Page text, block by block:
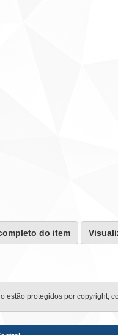
do item
estão protegidos por copyright,